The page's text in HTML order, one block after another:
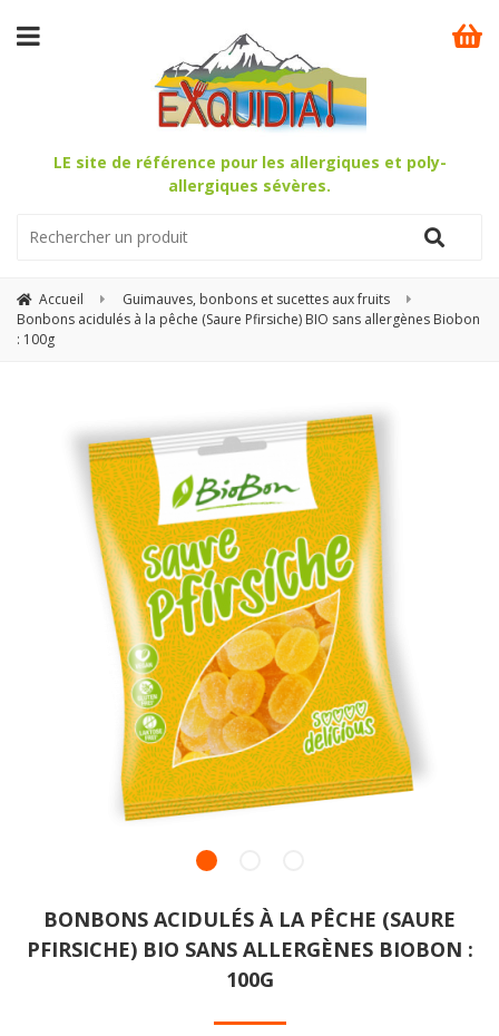
LE site de référence pour les allergiques et poly-
allergiques sévères.
Accueil
Guimauves, bonbons et sucettes aux fruits
Bonbons acidulés à la pêche (Saure Pfirsiche) BIO sans allergènes Biobon
: 100g
BONBONS ACIDULÉS À LA PÊCHE (SAURE
PFIRSICHE) BIO SANS ALLERGÈNES BIOBON :
100G